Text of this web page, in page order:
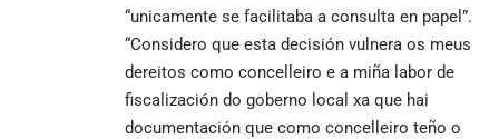
“unicamente se facilitaba a consulta en papel”.
“Considero que esta decisión vulnera os meus
dereitos como concelleiro e a miña labor de
fiscalización do goberno local xa que hai
documentación que como concelleiro teño o